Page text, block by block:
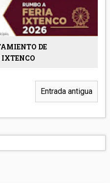
DE
IXTENCO
Entrada antigua